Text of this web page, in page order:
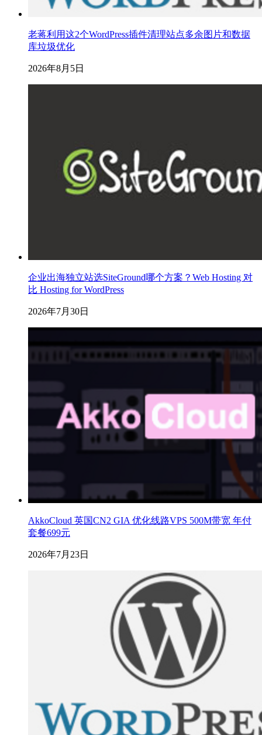
老蒋利用这2个WordPress插件清理站点多余图片和数据
库垃圾优化
2026年8月5日
企业出海独立站选SiteGround哪个方案？Web Hosting 对
比 Hosting for WordPress
2026年7月30日
AkkoCloud 英国CN2 GIA 优化线路VPS 500M带宽 年付
套餐699元
2026年7月23日